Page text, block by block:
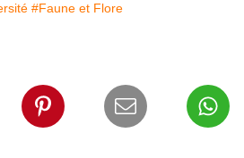
#Faune et Flore